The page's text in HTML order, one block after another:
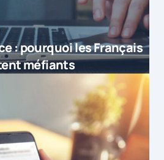
: pourquoi les Français
méfiants